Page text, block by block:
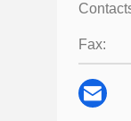
Fax: